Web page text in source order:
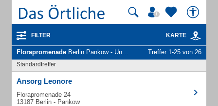
FILTER KARTE
Florapromenade Berlin Pankow - Unternehmen und Personen Treffer 1-25 von 26
Standardtreffer
Ansorg Leonore
Florapromenade 24
13187 Berlin - Pankow